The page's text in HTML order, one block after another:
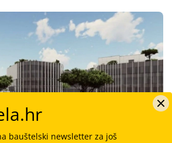
bauštelski newsletter za još